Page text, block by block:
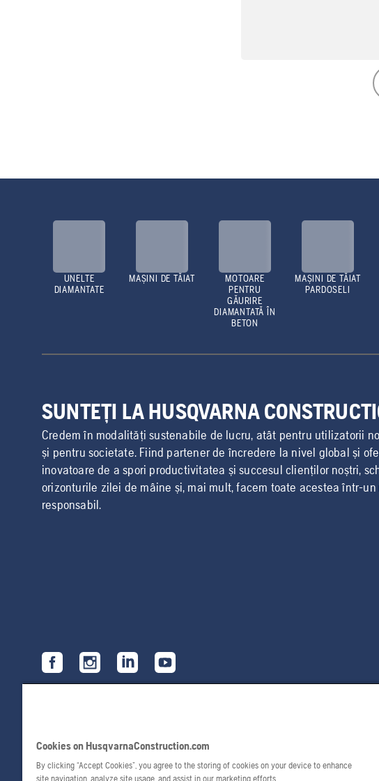
UNELTE
DIAMANTATE
MAȘINI DE TĂIAT
MOTOARE
PENTRU
GĂURIRE
DIAMANTATĂ ÎN
BETON
MAȘINI DE TĂIAT
PARDOSELI
SUNTEȚI LA HUSQVARNA
Credem în modalități sustenabile de lucru, atât pentru utilizatorii
și pentru societate. Fiind partener de încredere la nivel global și
inovatoare de a spori productivitatea și succesul clienților noștri,
orizonturile zilei de mâine și, mai mult, facem toate acestea într-un
responsabil.
Cookies on HusqvarnaConstruction.com
By clicking “Accept Cookies”, you agree to the storing of cookies on your device to enhance
site navigation, analyze site usage, and assist in our marketing efforts.